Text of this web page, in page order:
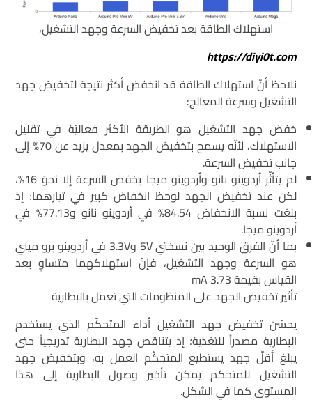
استهلاك الطاقة بعد تخفيض السرعة وجهد التشغيل،
https://diyi0t.com
نلاحظ أنّ استهلاك الطاقة قد انخفض أكثر نتيجة لتخفيض جهد
التشغيل وسرعة المعالج:
خفض جهد التشغيل هو الطريقة الأكثر فعاليّة في تقليل
الاستهلاك، لأنّه يسمح بتخفيض الجهد بمعدل يزيد عن 70% إلى
جانب تخفيض السرعة.
لم يتأثّر أردوينو نانو وأردوينو ميجا بخفض السرعة إلا نحوَ 16%،
لكن عند تخفيض الجهد لوحظ انخفاض كبير في تيارهما؛ إذ
بلغت نسبة الانخفاض 84.54% في أردوينو نانو و77.13% في
أردوينو ميجا.
بما أنّ الفرق الوحيد بين نسختي 5V و3.3V في أردوينو برو ميني
هو السرعة وجهد التشغيل، فإنّ استهلاكهما متساوٍ بعد
القياس بقيمة 3.73 mA
تأثير تخفيض الجهد على المنظومات التي تعمل بالبطارية
يحسّن تخفيض جهد التشغيل أداء المتحكّم الذي يستخدم
البطارية مصدراً للتغذية؛ إذ يتناقص جهد البطارية تدريجياً حتى
يبلغ أقلّ جهد يستطيع المتحكّم العمل به، وبتخفيض جهد
التشغيل للمتحكم يمكن تأخير وصول البطارية إلى هذا
المستوى كما في الشكل.